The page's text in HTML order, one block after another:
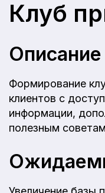
Клуб
Формирование
клиентов с
информации,
полезным